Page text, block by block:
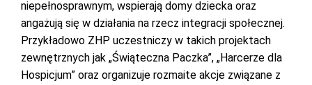
niepełnosprawnym, wspierają domy dziecka oraz
angażują się w działania na rzecz integracji społecznej.
Przykładowo ZHP uczestniczy w takich projektach
zewnętrznych jak „Świąteczna Paczka”, „Harcerze dla
Hospicjum” oraz organizuje rozmaite akcje związane z